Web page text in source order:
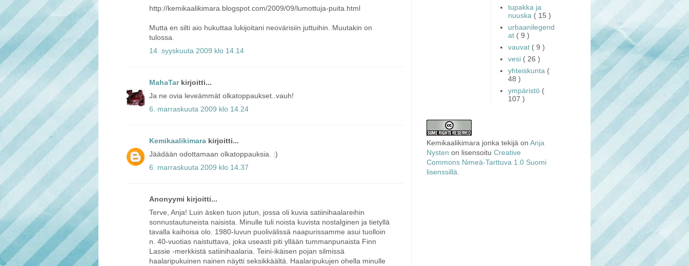
http://kemikaalikimara.blogspot.com/2009/09/lumottuja-puita.html
Mutta en silti aio hukuttaa lukijoitani neovärisiin juttuihin. Muutakin on
tulossa.
14. syyskuuta 2009 klo 14.14
MahaTar kirjoitti...
Ja ne ovia leveämmät olkatoppaukset..vauh!
6. marraskuuta 2009 klo 14.24
Kemikaalikimara kirjoitti...
Jäädään odottamaan olkatoppauksia. :)
6. marraskuuta 2009 klo 14.37
Anonyymi kirjoitti...
Terve, Anja! Luin äsken tuon jutun, jossa oli kuvia satiinihaalareihin
sonnustautuneista naisista. Minulle tuli noista kuvista nostalginen ja tietyllä
tavalla kaihoisa olo. 1980-luvun puolivälissä naapurissamme asui tuolloin
n. 40-vuotias naistuttava, joka useasti piti yllään tummanpunaista Finn
Lassie -merkkistä satiinihaalaria. Teini-ikäisen pojan silmissä
haalaripukuinen nainen näytti seksikkäältä. Haalaripukujen ohella minulle
tupakka ja
nuuska ( 15 )
urbaanilegend
at ( 9 )
vauvat ( 9 )
vesi ( 26 )
yhteiskunta (
48 )
ympäristö (
107 )
Kemikaalikimara jonka tekijä on Anja
Nysten on lisensoitu Creative
Commons Nimeä-Tarttuva 1.0 Suomi
lisenssillä.